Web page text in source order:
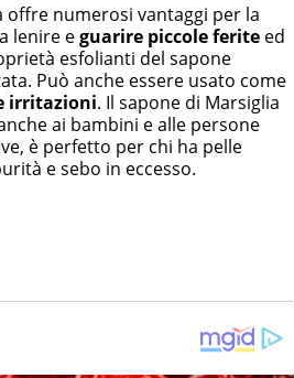
offre numerosi vantaggi per la
lenire eguarire piccole ferite ed
esfolianti del sapone
Può anche essere usato come
irritazioni. Il sapone di Marsiglia
ai bambini e alle persone
è perfetto per chi ha pelle
e sebo in eccesso.